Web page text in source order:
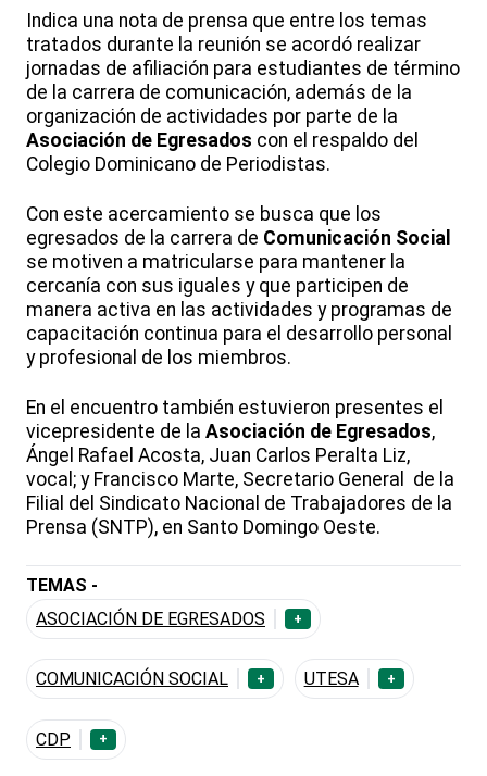
Indica una nota de prensa que entre los temas
tratados durante la reunión se acordó realizar
jornadas de afiliación para estudiantes de término
de la carrera de comunicación, además de la
organización de actividades por parte de la
Asociación de Egresados con el respaldo del
Colegio Dominicano de Periodistas.
Con este acercamiento se busca que los
egresados de la carrera de Comunicación Social
se motiven a matricularse para mantener la
cercanía con sus iguales y que participen de
manera activa en las actividades y programas de
capacitación continua para el desarrollo personal
y profesional de los miembros.
En el encuentro también estuvieron presentes el
vicepresidente de la Asociación de Egresados,
Ángel Rafael Acosta, Juan Carlos Peralta Liz,
vocal; y Francisco Marte, Secretario General de la
Filial del Sindicato Nacional de Trabajadores de la
Prensa (SNTP), en Santo Domingo Oeste.
TEMAS -
ASOCIACIÓN DE EGRESADOS
+
COMUNICACIÓN SOCIAL + UTESA +
CDP +